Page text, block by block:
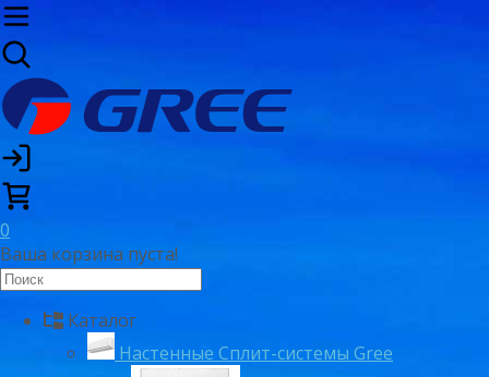
0
Ваша корзина пуста!
Каталог
Настенные Сплит-системы Gree